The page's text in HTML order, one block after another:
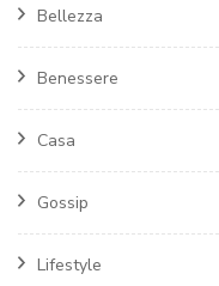
Bellezza
Benessere
Casa
Gossip
Lifestyle